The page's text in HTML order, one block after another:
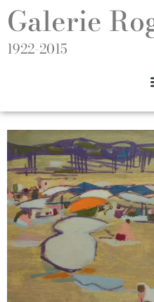
Galerie
1922-2015